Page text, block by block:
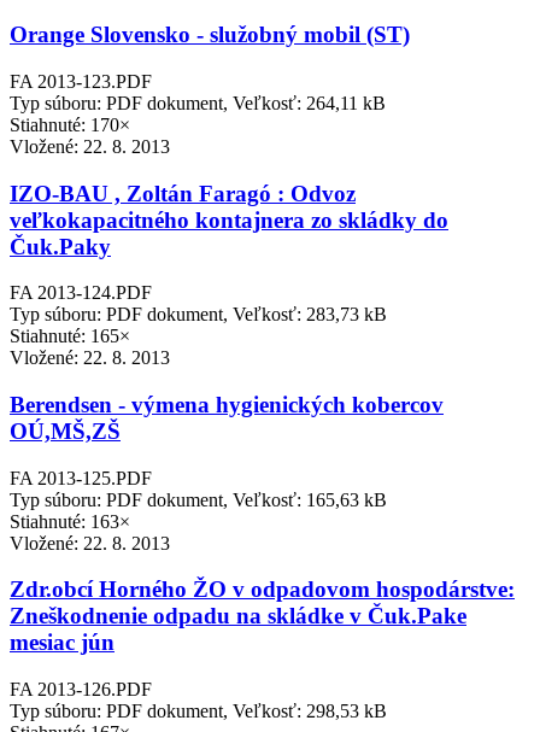
Orange Slovensko - služobný mobil (ST)
FA 2013-123.PDF
Typ súboru: PDF dokument, Veľkosť: 264,11 kB
Stiahnuté: 170×
Vložené: 22. 8. 2013
IZO-BAU , Zoltán Faragó : Odvoz
veľkokapacitného kontajnera zo skládky do
Čuk.Paky
FA 2013-124.PDF
Typ súboru: PDF dokument, Veľkosť: 283,73 kB
Stiahnuté: 165×
Vložené: 22. 8. 2013
Berendsen - výmena hygienických kobercov
OÚ,MŠ,ZŠ
FA 2013-125.PDF
Typ súboru: PDF dokument, Veľkosť: 165,63 kB
Stiahnuté: 163×
Vložené: 22. 8. 2013
Zdr.obcí Horného ŽO v odpadovom hospodárstve:
Zneškodnenie odpadu na skládke v Čuk.Pake
mesiac jún
FA 2013-126.PDF
Typ súboru: PDF dokument, Veľkosť: 298,53 kB